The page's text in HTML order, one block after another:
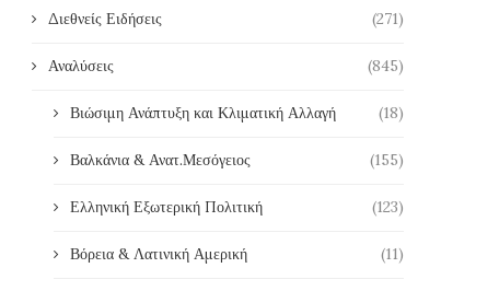
Διεθνείς Ειδήσεις (271)
Αναλύσεις (845)
Βιώσιμη Ανάπτυξη και Κλιματική Αλλαγή (18)
Βαλκάνια & Ανατ.Μεσόγειος (155)
Ελληνική Εξωτερική Πολιτική (123)
Βόρεια & Λατινική Αμερική (11)